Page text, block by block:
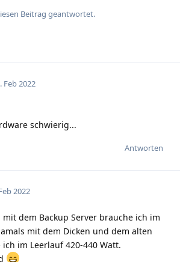
Beitrag geantwortet.
Feb 2022
schwierig...
Antworten
2022
dem Backup Server brauche ich im
mit dem Dicken und dem alten
im Leerlauf 420-440 Watt.